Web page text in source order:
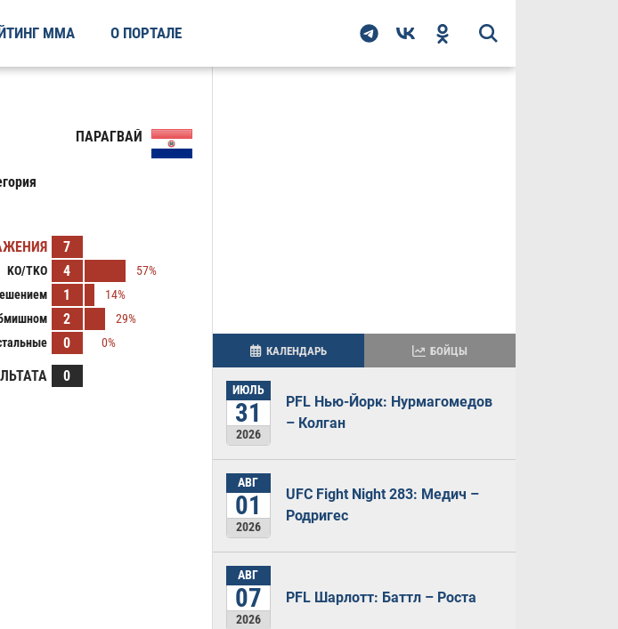
ММА О ПОРТАЛЕ
ПАРАГВАЙ
7
KO/TKO 4
57%
1
14%
2
29%
0 0%
0
КАЛЕНДАРЬ БОЙЦЫ
ИЮЛЬ
31
2026
PFL Нью-Йорк: Нурмагомедов
– Колган
АВГ
01
2026
UFC Fight Night 283: Медич –
Родригес
АВГ
07
2026
PFL Шарлотт: Баттл – Роста